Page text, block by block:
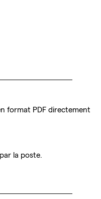
format PDF directement
la poste.